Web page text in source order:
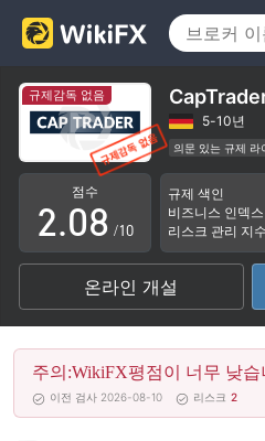
규제감독 없음
5-10년
의문 있는 규제 라
잠재적 위험성이
점수
0
1
2
3
4
5
6
.0
1
2
3
4
4
5
6
7
8
9
/10
규제 색인
비즈니스 인덱스
리스크 관리 지수
온라인 개설
주의:WikiFX평점이 너무 낮
이전 검사 2026-08-10 리스크 2